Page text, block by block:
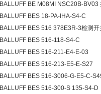
BALLUFF BE M08MI NSC20B-
BALLUFF BES 18-PA-IHA-S4-C
BALLUFF BES 516 378E3R-3检测
BALLUFF BES 516-118-S4-C
BALLUFF BES 516-211-E4-E-03
BALLUFF BES 516-213-E5-E-S27
BALLUFF BES 516-3006-G-E5-C-
BALLUFF BES 516-300-S 135-S4-D